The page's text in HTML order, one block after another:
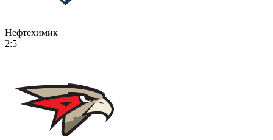
Нефтехимик
2:5